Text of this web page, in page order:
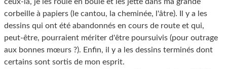
corbeille à papiers (le cantou, la cheminée, l'âtre). Il y a les
dessins qui ont été abandonnés en cours de route et qui,
peut-être, pourraient mériter d'être poursuivis (pour outrage
aux bonnes mœurs ?). Enfin, il y a les dessins terminés dont
certains sont sortis de mon esprit.